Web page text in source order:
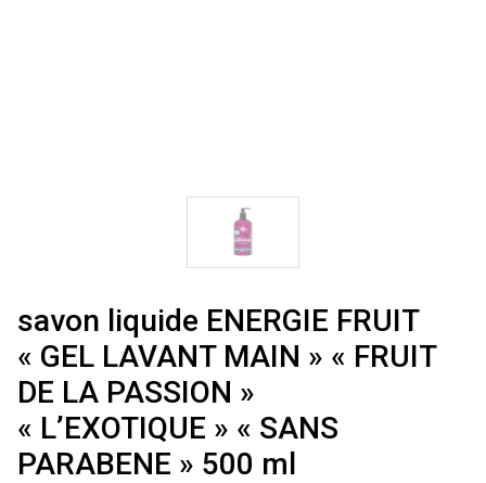
savon liquide ENERGIE FRUIT
« GEL LAVANT MAIN » « FRUIT
DE LA PASSION »
« L’EXOTIQUE » « SANS
PARABENE » 500 ml